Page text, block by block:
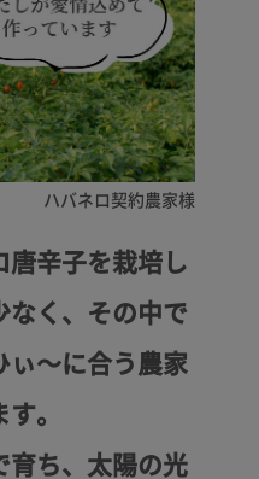
唐辛子を栽培し
なく、その中で
ぃ～に合う農家
。
育ち、太陽の光